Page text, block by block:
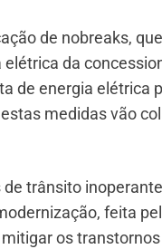
de nobreaks,
da
de energia elétrica
medidas vão
trânsito
feita
os